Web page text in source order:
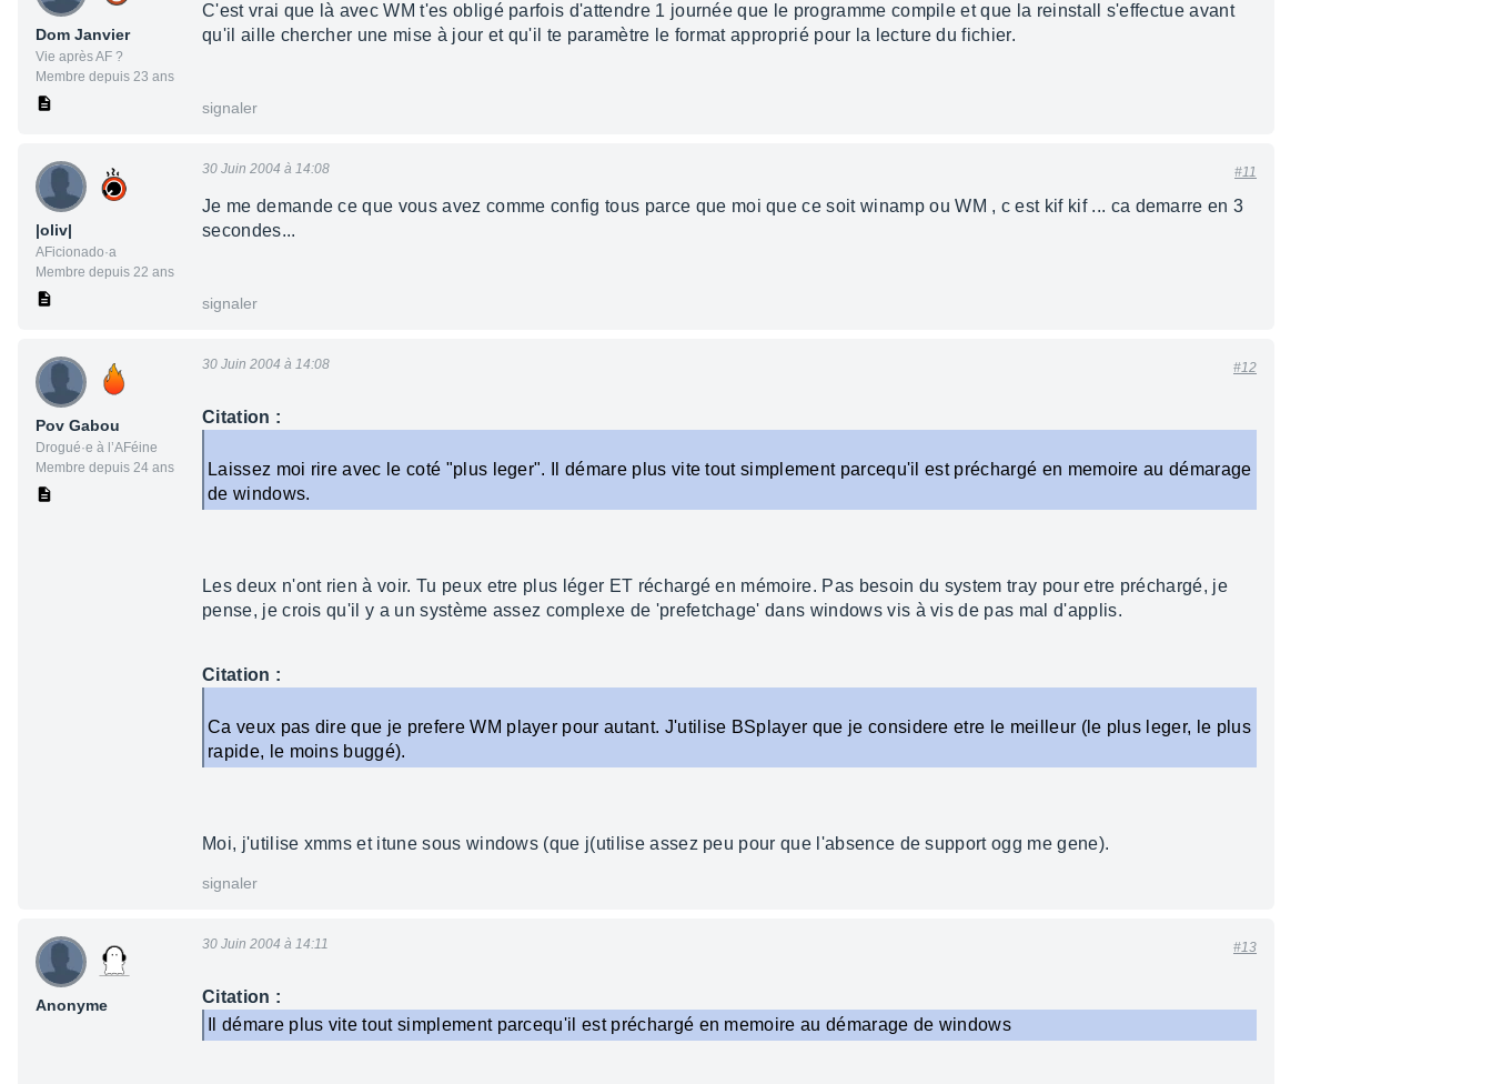
Dom Janvier
Vie après AF ?
Membre depuis 23 ans
C'est vrai que là avec WM t'es obligé parfois d'attendre 1 journée que le programme compile et que la reinstall s'effectue avant
qu'il aille chercher une mise à jour et qu'il te paramètre le format approprié pour la lecture du fichier.
signaler
|oliv|
AFicionado·a
Membre depuis 22 ans
30 Juin 2004 à 14:08 #11
Je me demande ce que vous avez comme config tous parce que moi que ce soit winamp ou WM , c est kif kif ... ca demarre en 3
secondes...
signaler
Pov Gabou
Drogué·e à l’AFéine
Membre depuis 24 ans
30 Juin 2004 à 14:08 #12
Citation :
Laissez moi rire avec le coté "plus leger". Il démare plus vite tout simplement parcequ'il est préchargé en memoire au démarage
de windows.
Les deux n'ont rien à voir. Tu peux etre plus léger ET réchargé en mémoire. Pas besoin du system tray pour etre préchargé, je
pense, je crois qu'il y a un système assez complexe de 'prefetchage' dans windows vis à vis de pas mal d'applis.
Citation :
Ca veux pas dire que je prefere WM player pour autant. J'utilise BSplayer que je considere etre le meilleur (le plus leger, le plus
rapide, le moins buggé).
Moi, j'utilise xmms et itune sous windows (que j(utilise assez peu pour que l'absence de support ogg me gene).
signaler
Anonyme
30 Juin 2004 à 14:11 #13
Citation :
Il démare plus vite tout simplement parcequ'il est préchargé en memoire au démarage de windows